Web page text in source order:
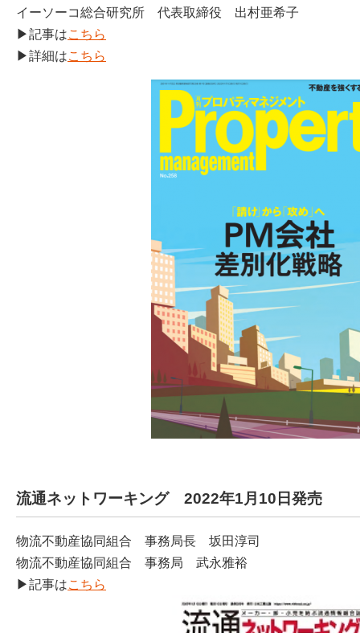
イーソーコ総合研究所 代表取締役 出村亜希子
▶記事はこちら
▶詳細はこちら
流通ネットワーキング 2022年1月10日発売
物流不動産協同組合 事務局長 坂田淳司
物流不動産協同組合 事務局 武永雅裕
▶記事はこちら